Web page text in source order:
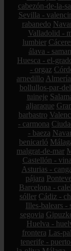
cabezón-de-la-
Sevilla -
rabanedo
Valladolid -
lumbier
álava -
Huesca - el-
- orgaz
arnedillo
bollullos-par-
tuineje
aljaraque
barbastro
- carmona
- baeza
benicarló
malgrat-de-mar
Castellón -
Asturias -
pájara
Barcelona -
sóller Cádiz -
Illes-balears -
segovia
Huelva -
frontera Las-
tenerife -